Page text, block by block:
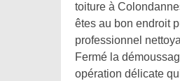
toiture à
êtes au bon endroit
professionnel
Fermé la
opération délicate